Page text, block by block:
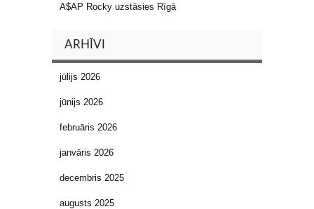
A$AP Rocky uzstāsies Rīgā
ARHĪVI
jūlijs 2026
jūnijs 2026
februāris 2026
janvāris 2026
decembris 2025
augusts 2025